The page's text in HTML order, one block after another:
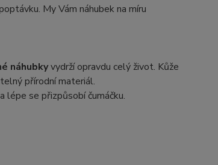
My Vám náhubek na míru
náhubkyvydrží opravdu celý život. Kůže
přírodní materiál.
lépe se přizpůsobí čumáčku.